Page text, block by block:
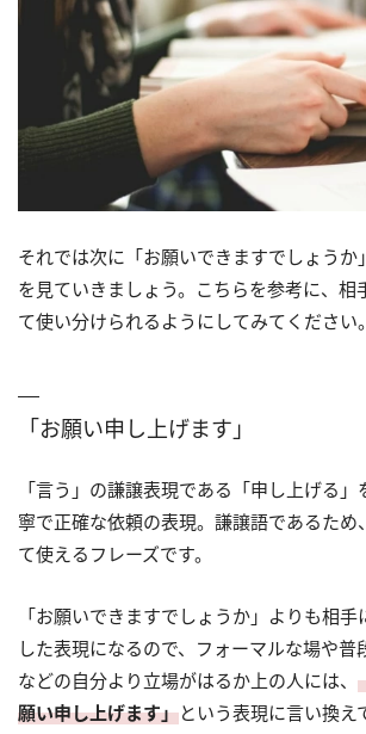
それでは次に「お願いできますでしょうか
を見ていきましょう。こちらを参考に、相
て使い分けられるようにしてみてください。
「お願い申し上げます」
「言う」の謙譲表現である「申し上げる
寧で正確な依頼の表現。謙譲語であるため
て使えるフレーズです。
「お願いできますでしょうか」よりも相
した表現になるので、フォーマルな場や普
などの自分より立場がはるか上の人には、
願い申し上げます」という表現に言い換え